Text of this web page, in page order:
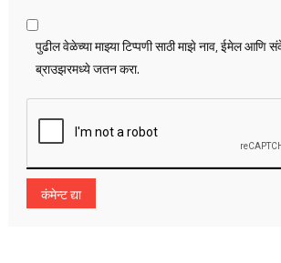
पुढील वेळेच्या माझ्या टिप्पणी साठी माझे नाव, ईमेल आणि
ब्राउझरमध्ये जतन करा.